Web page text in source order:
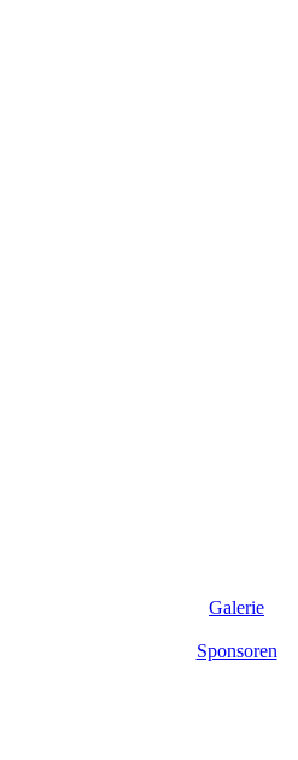
Galerie
Sponsoren